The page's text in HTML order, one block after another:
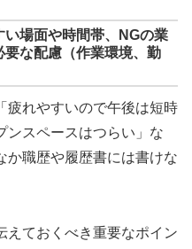
場面や時間帯、NGの業
な配慮（作業環境、勤
疲れやすいので午後は短時
ンスペースはつらい」な
か職歴や履歴書には書けな
えておくべき重要なポイン